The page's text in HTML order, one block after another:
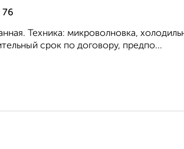
76
Техника: микроволновка,
срок по договору, предпо...